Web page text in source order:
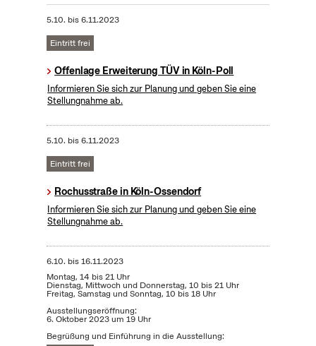
5.10. bis6.11.2023
Eintritt frei
Offenlage Erweiterung TÜV in Köln-Poll
Informieren Sie sich zur Planung und geben Sie eine
Stellungnahme ab.
5.10. bis6.11.2023
Eintritt frei
Rochusstraße in Köln-Ossendorf
Informieren Sie sich zur Planung und geben Sie eine
Stellungnahme ab.
6.10. bis16.11.2023
Montag, 14 bis 21 Uhr
Dienstag, Mittwoch und Donnerstag, 10 bis 21 Uhr
Freitag, Samstag und Sonntag, 10 bis 18 Uhr
Ausstellungseröffnung:
6. Oktober 2023 um 19 Uhr
Begrüßung und Einführung in die Ausstellung: